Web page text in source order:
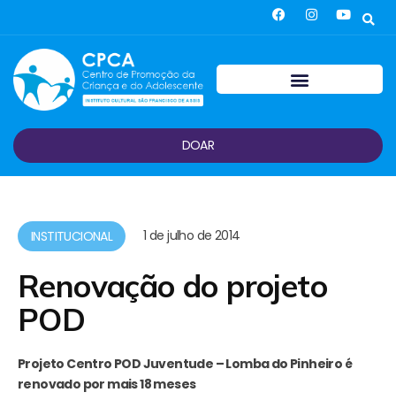
DOAR
INSTITUCIONAL 1 de julho de 2014
Renovação do projeto
POD
Projeto Centro POD Juventude – Lomba do Pinheiro é
renovado por mais 18 meses